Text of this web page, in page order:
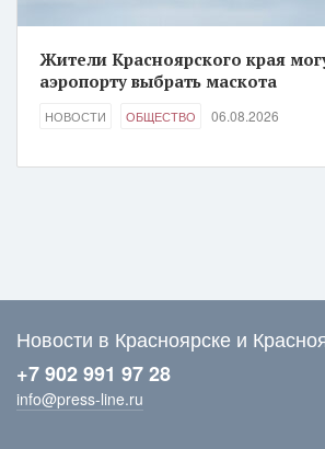
Жители Красноярского края
аэропорту выбрать маскота
НОВОСТИ ОБЩЕСТВО 06.08.2026
Новости в Красноярске и
+7 902 991 97 28
info@press-line.ru